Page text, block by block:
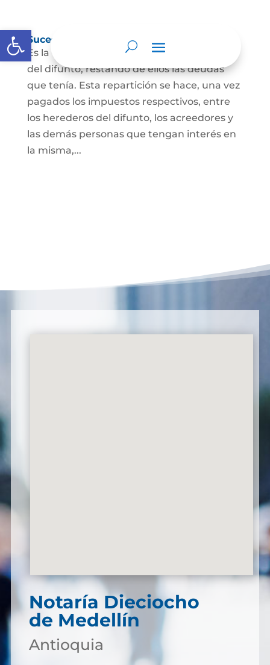
Abrir barra de herramientas
Sucesión de bienes por causa de muerte
Es la que se hace para repartir los bienes
del difunto, restando de ellos las deudas
que tenía. Esta repartición se hace, una vez
pagados los impuestos respectivos, entre
los herederos del difunto, los acreedores y
las demás personas que tengan interés en
la misma,...
Notaría Dieciocho
de Medellín
Antioquia